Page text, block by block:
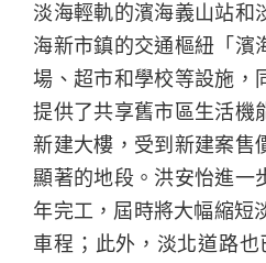
淡海輕軌的濱海義山站和
海新市鎮的交通樞紐「濱
場、超市和學校等設施，
提供了共享舊市區生活機
新建大樓，受到新建案售
顯著的地段。洪安怡進一
年完工，屆時將大幅縮短
車程；此外，淡北道路也